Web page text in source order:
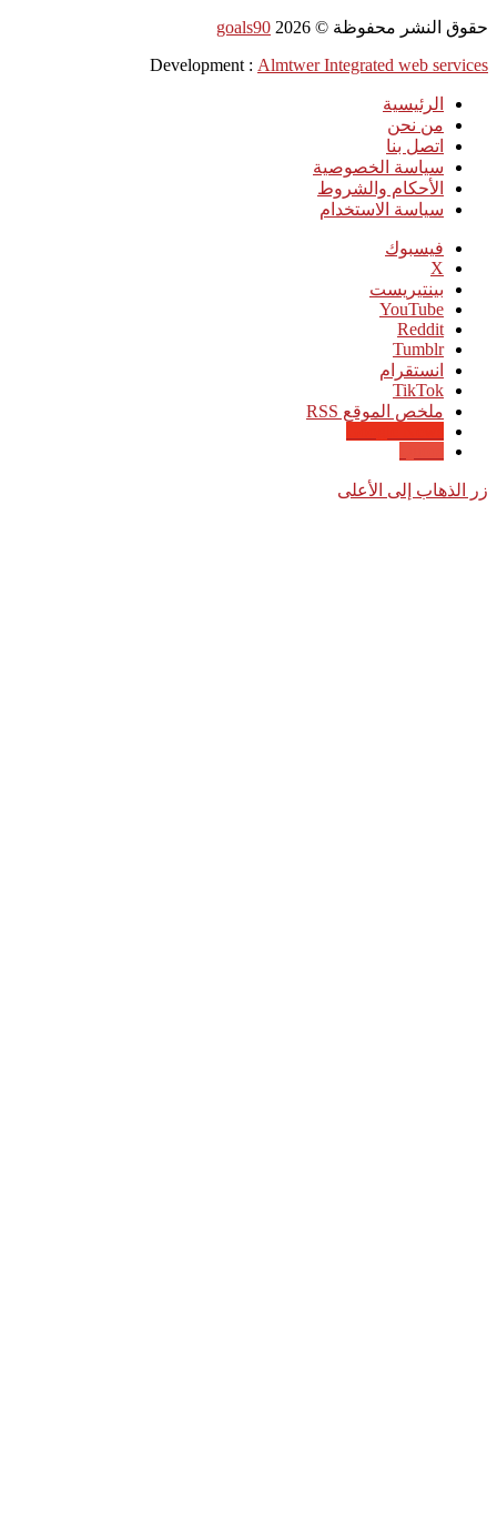
حقوق النشر محفوظة © goals90 2026
Development : Almtwer Integrated web services
الرئيسية
من نحن
اتصل بنا
سياسة الخصوصية
الأحكام والشروط
سياسة الاستخدام
فيسبوك
‫X
بينتيريست
‫YouTube
انستقرام
‫TikTok
ملخص الموقع RSS
زر الذهاب إلى الأعلى